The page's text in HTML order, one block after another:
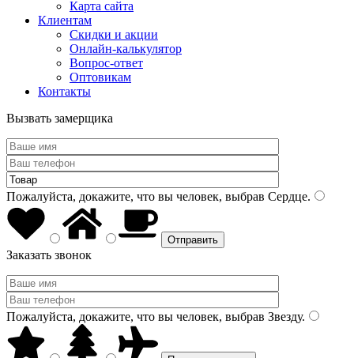
Карта сайта
Клиентам
Скидки и акции
Онлайн-калькулятор
Вопрос-ответ
Оптовикам
Контакты
Вызвать замерщика
Пожалуйста, докажите, что вы человек, выбрав Сердце.
Заказать звонок
Пожалуйста, докажите, что вы человек, выбрав Звезду.